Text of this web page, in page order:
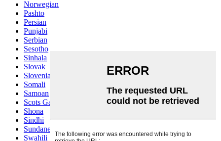
Norwegian
Pashto
Persian
Punjabi
Serbian
Sesotho
Sinhala
Slovak
Slovenian
Somali
Samoan
Scots Gaelic
Shona
Sindhi
Sundanese
Swahili